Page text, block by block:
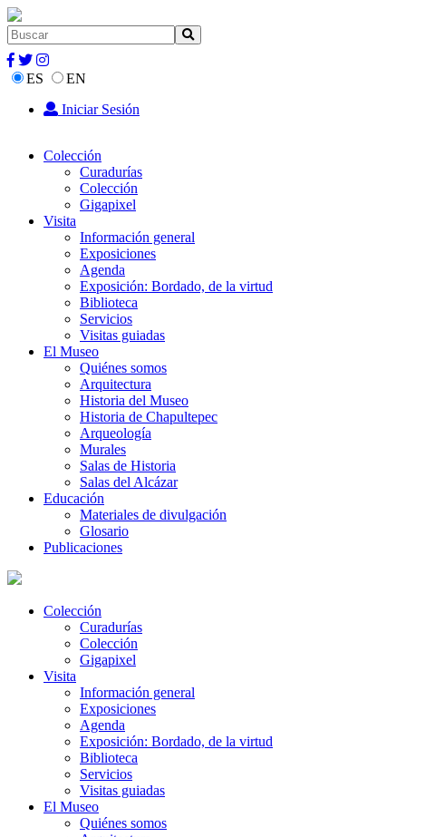
ES
EN
Iniciar Sesión
Colección
Curadurías
Colección
Gigapixel
Visita
Información general
Exposiciones
Agenda
Exposición: Bordado, de la virtud
Biblioteca
Servicios
Visitas guiadas
El Museo
Quiénes somos
Arquitectura
Historia del Museo
Historia de Chapultepec
Arqueología
Murales
Salas de Historia
Salas del Alcázar
Educación
Materiales de divulgación
Glosario
Publicaciones
Colección
Curadurías
Colección
Gigapixel
Visita
Información general
Exposiciones
Agenda
Exposición: Bordado, de la virtud
Biblioteca
Servicios
Visitas guiadas
El Museo
Quiénes somos